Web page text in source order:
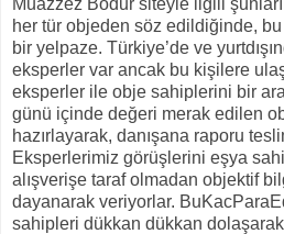
her tür objeden söz edildiğinde,
bir yelpaze. Türkiye’de ve
eksperler var ancak bu kişilere
eksperler ile obje sahiplerini bir
günü içinde değeri merak edilen
hazırlayarak, danışana raporu
Eksperlerimiz görüşlerini eşya
alışverişe taraf olmadan objektif
dayanarak veriyorlar.
sahipleri dükkan dükkan